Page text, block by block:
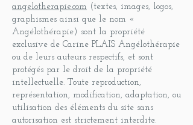
angelotherapie.com (textes, images, logos,
graphismes ainsi que le nom «
Angélothérapie) sont la propriété
exclusive de Carine PLAIS Angélothérapie
ou de leurs auteurs respectifs, et sont
protégés par le droit de la propriété
intellectuelle. Toute reproduction,
représentation, modification, adaptation, ou
utilisation des éléments du site sans
autorisation est strictement interdite.